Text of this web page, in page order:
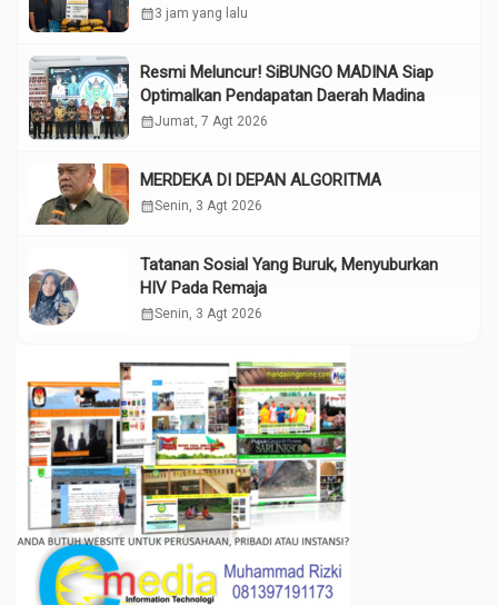
calendar_month3 jam yang lalu
Resmi Meluncur! SiBUNGO MADINA Siap
Optimalkan Pendapatan Daerah Madina
calendar_monthJumat, 7 Agt 2026
MERDEKA DI DEPAN ALGORITMA
calendar_monthSenin, 3 Agt 2026
Tatanan Sosial Yang Buruk, Menyuburkan
HIV Pada Remaja
calendar_monthSenin, 3 Agt 2026